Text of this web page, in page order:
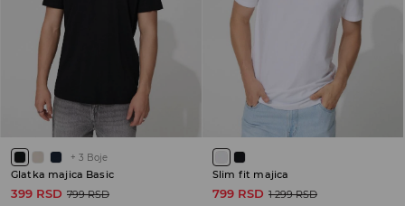
+ 3 Boje
Glatka majica Basic
399 RSD 799 RSD
Slim fit majica
799 RSD 1 299 RSD